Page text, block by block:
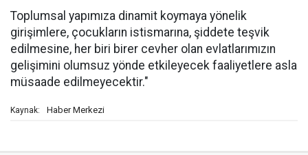
Toplumsal yapımıza dinamit koymaya yönelik
girişimlere, çocukların istismarına, şiddete teşvik
edilmesine, her biri birer cevher olan evlatlarımızın
gelişimini olumsuz yönde etkileyecek faaliyetlere asla
müsaade edilmeyecektir."
Kaynak: Haber Merkezi